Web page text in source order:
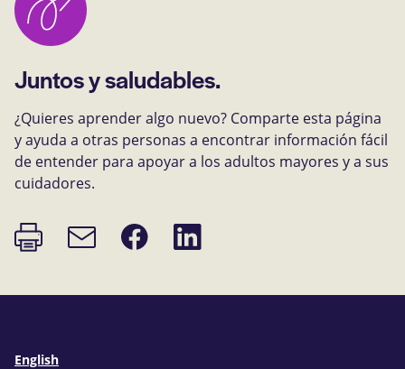
Juntos y saludables.
¿Quieres aprender algo nuevo? Comparte esta página
y ayuda a otras personas a encontrar información fácil
de entender para apoyar a los adultos mayores y a sus
cuidadores.
Imprimir
página
Enlace
de
Compartir
en
Compartir
en
English